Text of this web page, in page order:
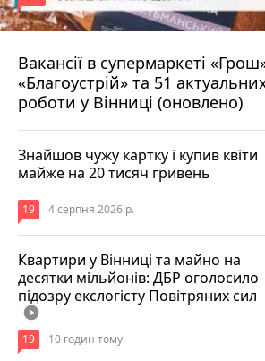
Вакансії в супермаркеті
«Благоустрій» та 51
роботи у Вінниці (оновлено)
4 серпня 2026 р.
Знайшов чужу картку і купив квіти
майже на 20 тисяч гривень
19 4 серпня 2026 р.
Квартири у Вінниці та майно на
десятки мільйонів: ДБР оголосило
підозру екслогісту Повітряних сил
play_circle_filled
19 10 годин тому